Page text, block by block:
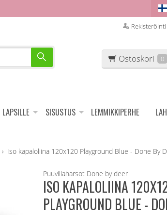
Rekisteröinti
Ostoskori 0
LAPSILLE SISUSTUS LEMMIKKIPERHE
Iso kapaloliina 120x120 Playground Blue - Done By
Puuvillaharsot Done by deer
ISO KAPALOLIINA
PLAYGROUND BLUE -